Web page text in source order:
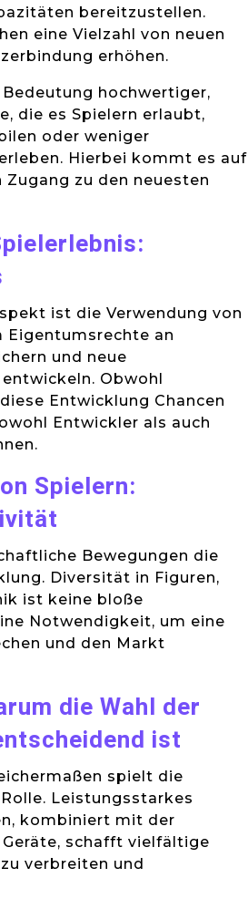
bereitzustellen.
eine Vielzahl von neuen
erhöhen.
hochwertiger,
die es Spielern erlaubt,
oder weniger
Hierbei kommt es auf
zu den neuesten
ist die Verwendung von
Eigentumsrechte an
und neue
Obwohl
Entwicklung Chancen
Entwickler als auch
Spielern:
Bewegungen die
Diversität in Figuren,
ist keine bloße
Notwendigkeit, um eine
und den Markt
die Wahl der
ist
spielt die
Leistungsstarkes
kombiniert mit der
schafft vielfältige
verbreiten und